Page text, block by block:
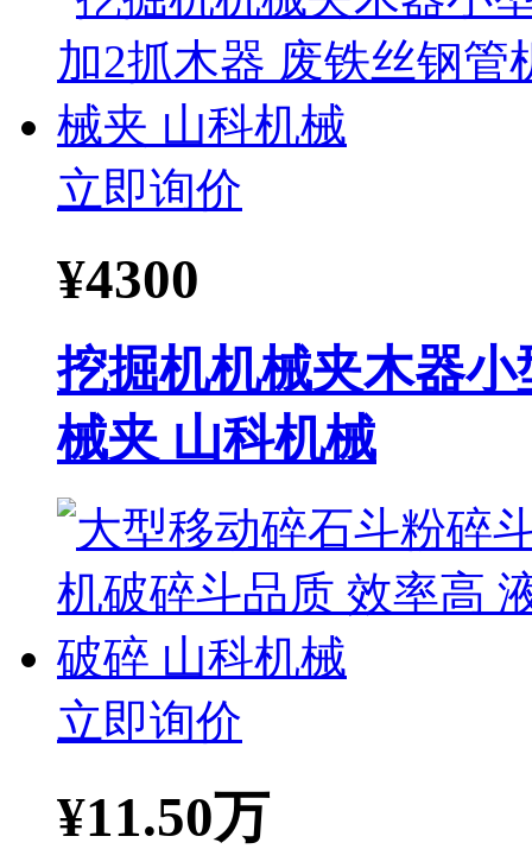
立即询价
¥4300
挖掘机机械夹木器
械夹 山科机械
立即询价
¥11.50万